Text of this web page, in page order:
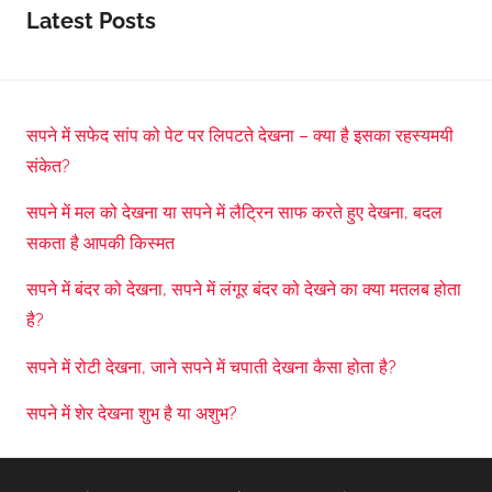
Latest Posts
सपने में सफेद सांप को पेट पर लिपटते देखना – क्या है इसका रहस्यमयी
संकेत?
सपने में मल को देखना या सपने में लैट्रिन साफ करते हुए देखना, बदल
सकता है आपकी किस्मत
सपने में बंदर को देखना, सपने में लंगूर बंदर को देखने का क्या मतलब होता
है?
सपने में रोटी देखना, जाने सपने में चपाती देखना कैसा होता है?
सपने में शेर देखना शुभ है या अशुभ?